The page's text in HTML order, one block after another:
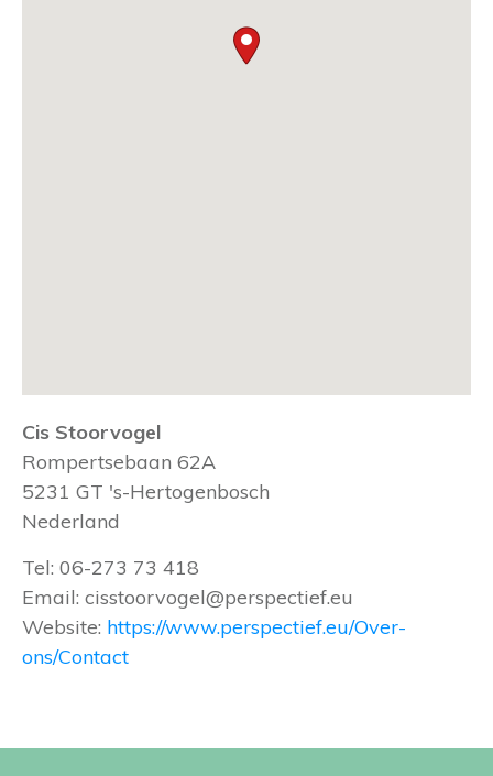
Cis Stoorvogel
Rompertsebaan 62A
5231 GT 's-Hertogenbosch
Nederland
Tel: 06-273 73 418
Email: cisstoorvogel@perspectief.eu
Website: https://www.perspectief.eu/Over-
ons/Contact